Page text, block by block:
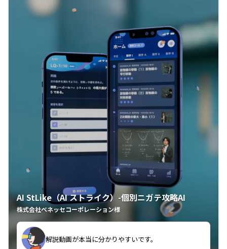
AI StLike（AI ストライク）-個別ニガテ攻略AI
株式会社ベネッセコーポレーション様
古文漢文を主に使わせていただいているが、復習する
のに非常に役立っている。
解説動画が本当に分かりやすいです。